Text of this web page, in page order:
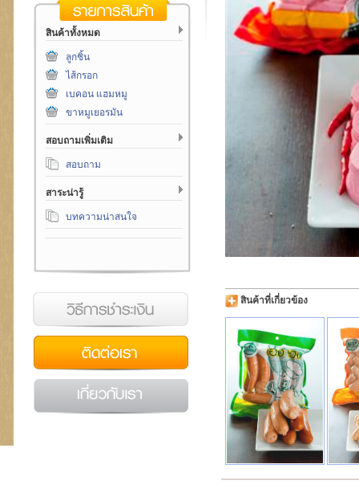
สินค้าทั้งหมด
ลูกชิ้น
ไส้กรอก
เบคอน แฮมหมู
ขาหมูเยอรมัน
สอบถามเพิ่มเติม
สอบถาม
สาระน่ารู้
บทความน่าสนใจ
สินค้าที่เกี่ยวข้อง